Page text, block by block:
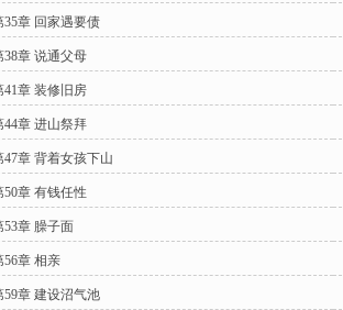
35章 回家遇要债
38章 说通父母
41章 装修旧房
44章 进山祭拜
47章 背着女孩下山
50章 有钱任性
53章 臊子面
56章 相亲
59章 建设沼气池